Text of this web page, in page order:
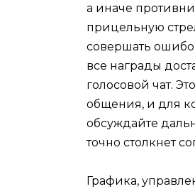
а иначе
прицельную
совершать
все награды
голосовой чат.
общения, и для
обсуждайте
точно столкнет
Графика,